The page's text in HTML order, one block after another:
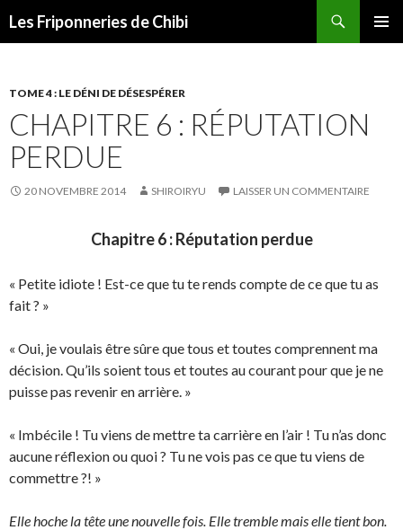
Les Friponneries de Chibi
TOME 4 : LE DÉNI DE DÉSESPÉRER
CHAPITRE 6 : RÉPUTATION
PERDUE
20 NOVEMBRE 2014 SHIROIRYU LAISSER UN COMMENTAIRE
Chapitre 6 : Réputation perdue
« Petite idiote ! Est-ce que tu te rends compte de ce que tu as
fait ? »
« Oui, je voulais être sûre que tous et toutes comprennent ma
décision. Qu’ils soient tous et toutes au courant pour que je ne
puisse pas revenir en arrière. »
« Imbécile ! Tu viens de mettre ta carrière en l’air ! Tu n’as donc
aucune réflexion ou quoi ? Tu ne vois pas ce que tu viens de
commettre ?! »
Elle hoche la tête une nouvelle fois. Elle tremble mais elle tient bon.